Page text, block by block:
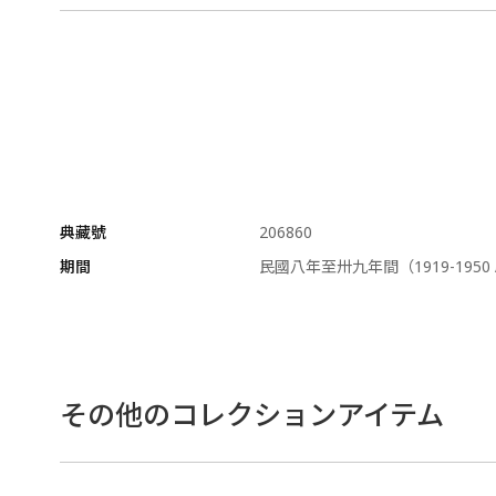
典藏號
206860
期間
民國八年至卅九年間（1919-1950
その他のコレクションアイテム